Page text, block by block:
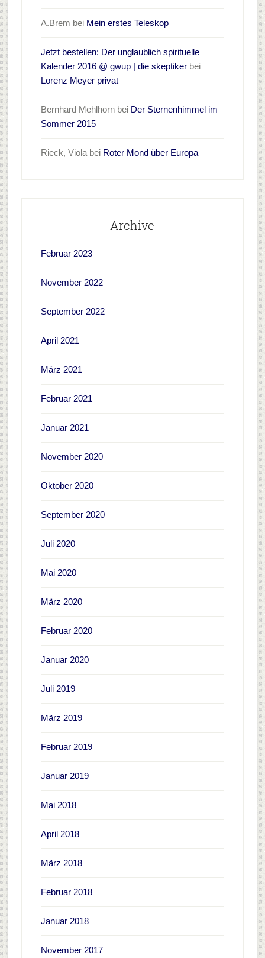
A.Brem bei Mein erstes Teleskop
Jetzt bestellen: Der unglaublich spirituelle
Kalender 2016 @ gwup | die skeptikerbei
Lorenz Meyer privat
Bernhard Mehlhornbei Der Sternenhimmel im
Sommer 2015
Rieck, Violabei Roter Mond über Europa
Archive
Februar 2023
November 2022
September 2022
April 2021
März 2021
Februar 2021
Januar 2021
November 2020
Oktober 2020
September 2020
Juli 2020
Mai 2020
März 2020
Februar 2020
Januar 2020
Juli 2019
März 2019
Februar 2019
Januar 2019
Mai 2018
April 2018
März 2018
Februar 2018
Januar 2018
November 2017